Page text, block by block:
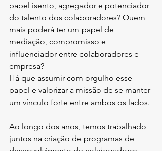
papel isento, agregador e potenciador
do talento dos colaboradores? Quem
mais poderá ter um papel de
mediação, compromisso e
influenciador entre colaboradores e
empresa?
Há que assumir com orgulho esse
papel e valorizar a missão de se manter
um vínculo forte entre ambos os lados.
Ao longo dos anos, temos trabalhado
juntos na criação de programas de